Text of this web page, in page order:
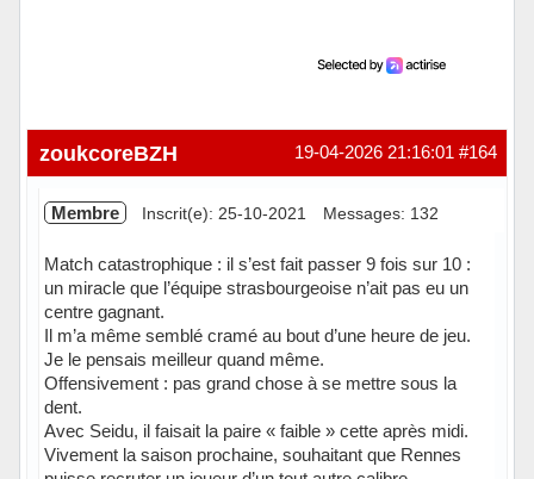
#164
19-04-2026 21:16:01
zoukcoreBZH
Membre Inscrit(e): 25-10-2021 Messages: 132
Match catastrophique : il s’est fait passer 9 fois sur 10 :
un miracle que l’équipe strasbourgeoise n’ait pas eu un
centre gagnant.
Il m’a même semblé cramé au bout d’une heure de jeu.
Je le pensais meilleur quand même.
Offensivement : pas grand chose à se mettre sous la
dent.
Avec Seidu, il faisait la paire « faible » cette après midi.
Vivement la saison prochaine, souhaitant que Rennes